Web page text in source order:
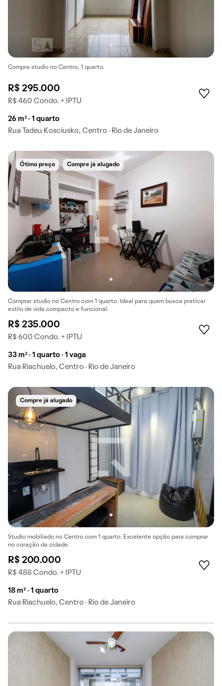
Compra studio no Centro, 1 quarto.
R$ 295.000
R$ 460 Condo. + IPTU
26 m² · 1 quarto
Rua Tadeu Kosciusko, Centro · Rio de Janeiro
Ótimo preço Compre já alugado
Comprar studio no Centro com 1 quarto. Ideal para quem busca praticar
estilo de vida compacto e funcional.
R$ 235.000
R$ 600 Condo. + IPTU
33 m² · 1 quarto · 1 vaga
Rua Riachuelo, Centro · Rio de Janeiro
Compre já alugado
Studio mobiliado no Centro com 1 quarto. Excelente opção para comprar
no coração da cidade.
R$ 200.000
R$ 488 Condo. + IPTU
18 m² · 1 quarto
Rua Riachuelo, Centro · Rio de Janeiro